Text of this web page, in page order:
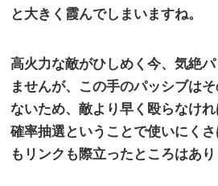
と大きく霞んでしまいますね。
高火力な敵がひしめく今、気絶
ませんが、この手のパッシブは
ないため、敵より早く殴らなけ
確率抽選ということで使いにく
もリンクも際立ったところはあり